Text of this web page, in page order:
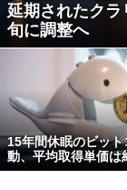
延期されたクラ
旬に調整へ
15年間休眠のビット
動、平均取得単価は